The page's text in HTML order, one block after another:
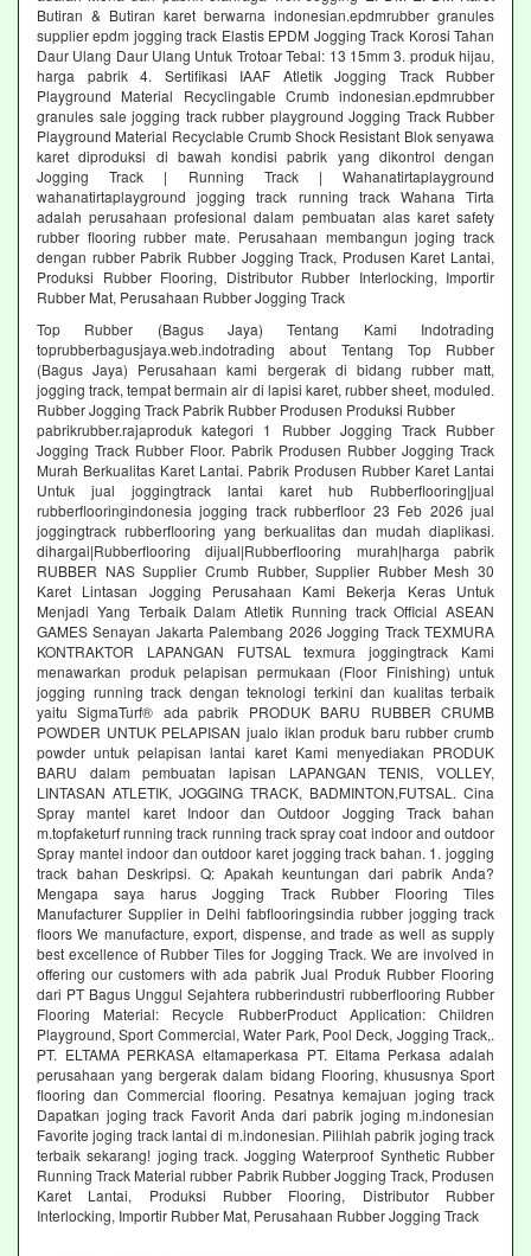
Butiran & Butiran karet berwarna indonesian.epdmrubber granules
supplier epdm jogging track Elastis EPDM Jogging Track Korosi Tahan
Daur Ulang Daur Ulang Untuk Trotoar Tebal: 13 15mm 3. produk hijau,
harga pabrik 4. Sertifikasi IAAF Atletik Jogging Track Rubber
Playground Material Recyclingable Crumb indonesian.epdmrubber
granules sale jogging track rubber playground Jogging Track Rubber
Playground Material Recyclable Crumb Shock Resistant Blok senyawa
karet diproduksi di bawah kondisi pabrik yang dikontrol dengan
Jogging Track | Running Track | Wahanatirtaplayground
wahanatirtaplayground jogging track running track Wahana Tirta
adalah perusahaan profesional dalam pembuatan alas karet safety
rubber flooring rubber mate. Perusahaan membangun joging track
dengan rubber Pabrik Rubber Jogging Track, Produsen Karet Lantai,
Produksi Rubber Flooring, Distributor Rubber Interlocking, Importir
Rubber Mat, Perusahaan Rubber Jogging Track
Top Rubber (Bagus Jaya) Tentang Kami Indotrading
toprubberbagusjaya.web.indotrading about Tentang Top Rubber
(Bagus Jaya) Perusahaan kami bergerak di bidang rubber matt,
jogging track, tempat bermain air di lapisi karet, rubber sheet, moduled.
Rubber Jogging Track Pabrik Rubber Produsen Produksi Rubber
pabrikrubber.rajaproduk kategori 1 Rubber Jogging Track Rubber
Jogging Track Rubber Floor. Pabrik Produsen Rubber Jogging Track
Murah Berkualitas Karet Lantai. Pabrik Produsen Rubber Karet Lantai
Untuk jual joggingtrack lantai karet hub Rubberflooring|jual
rubberflooringindonesia jogging track rubberfloor 23 Feb 2026 jual
joggingtrack rubberflooring yang berkualitas dan mudah diaplikasi.
dihargai|Rubberflooring dijual|Rubberflooring murah|harga pabrik
RUBBER NAS Supplier Crumb Rubber, Supplier Rubber Mesh 30
Karet Lintasan Jogging Perusahaan Kami Bekerja Keras Untuk
Menjadi Yang Terbaik Dalam Atletik Running track Official ASEAN
GAMES Senayan Jakarta Palembang 2026 Jogging Track TEXMURA
KONTRAKTOR LAPANGAN FUTSAL texmura joggingtrack Kami
menawarkan produk pelapisan permukaan (Floor Finishing) untuk
jogging running track dengan teknologi terkini dan kualitas terbaik
yaitu SigmaTurf® ada pabrik PRODUK BARU RUBBER CRUMB
POWDER UNTUK PELAPISAN jualo iklan produk baru rubber crumb
powder untuk pelapisan lantai karet Kami menyediakan PRODUK
BARU dalam pembuatan lapisan LAPANGAN TENIS, VOLLEY,
LINTASAN ATLETIK, JOGGING TRACK, BADMINTON,FUTSAL. Cina
Spray mantel karet Indoor dan Outdoor Jogging Track bahan
m.topfaketurf running track running track spray coat indoor and outdoor
Spray mantel indoor dan outdoor karet jogging track bahan. 1. jogging
track bahan Deskripsi. Q: Apakah keuntungan dari pabrik Anda?
Mengapa saya harus Jogging Track Rubber Flooring Tiles
Manufacturer Supplier in Delhi fabflooringsindia rubber jogging track
floors We manufacture, export, dispense, and trade as well as supply
best excellence of Rubber Tiles for Jogging Track. We are involved in
offering our customers with ada pabrik Jual Produk Rubber Flooring
dari PT Bagus Unggul Sejahtera rubberindustri rubberflooring Rubber
Flooring Material: Recycle RubberProduct Application: Children
Playground, Sport Commercial, Water Park, Pool Deck, Jogging Track,.
PT. ELTAMA PERKASA eltamaperkasa PT. Eltama Perkasa adalah
perusahaan yang bergerak dalam bidang Flooring, khususnya Sport
flooring dan Commercial flooring. Pesatnya kemajuan joging track
Dapatkan joging track Favorit Anda dari pabrik joging m.indonesian
Favorite joging track lantai di m.indonesian. Pilihlah pabrik joging track
terbaik sekarang! joging track. Jogging Waterproof Synthetic Rubber
Running Track Material rubber Pabrik Rubber Jogging Track, Produsen
Karet Lantai, Produksi Rubber Flooring, Distributor Rubber
Interlocking, Importir Rubber Mat, Perusahaan Rubber Jogging Track